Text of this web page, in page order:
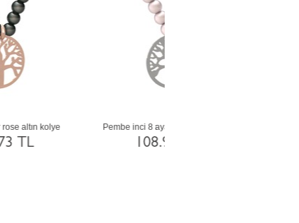
Inci 8 ayar beyaz altın kolye